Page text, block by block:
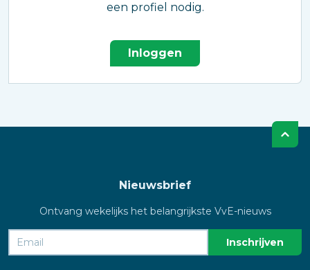
een profiel nodig.
Inloggen
Nieuwsbrief
Ontvang wekelijks het belangrijkste VvE-nieuws